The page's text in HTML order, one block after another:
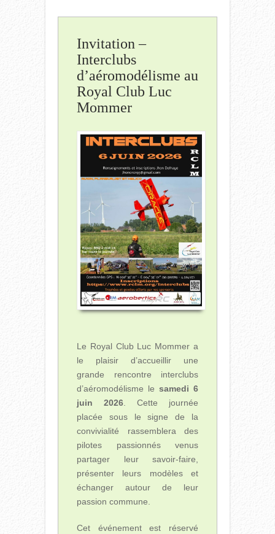
Invitation –
Interclubs
d’aéromodélisme au
Royal Club Luc
Mommer
Le Royal Club Luc Mommer a
le plaisir d’accueillir une
grande rencontre interclubs
d’aéromodélisme le samedi 6
juin 2026. Cette journée
placée sous le signe de la
convivialité rassemblera des
pilotes passionnés venus
partager leur savoir-faire,
présenter leurs modèles et
échanger autour de leur
passion commune.
Cet événement est réservé